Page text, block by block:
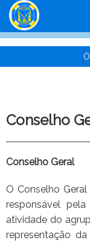
Conselho
Conselho Geral
O Conselho
responsável
atividade do
representação